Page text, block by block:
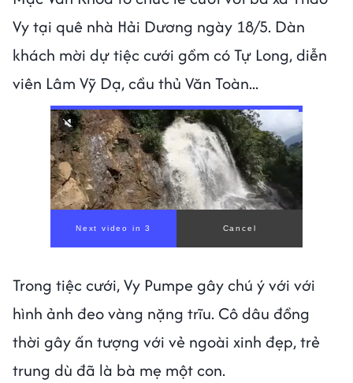
Vy tại quê nhà Hải Dương ngày 18/5. Dàn
khách mời dự tiệc cưới gồm có Tự Long, diễn
viên Lâm Vỹ Dạ, cầu thủ Văn Toàn...
Trong tiệc cưới, Vy Pumpe gây chú ý với với
hình ảnh đeo vàng nặng trĩu. Cô dâu đồng
thời gây ấn tượng với vẻ ngoài xinh đẹp, trẻ
trung dù đã là bà mẹ một con.